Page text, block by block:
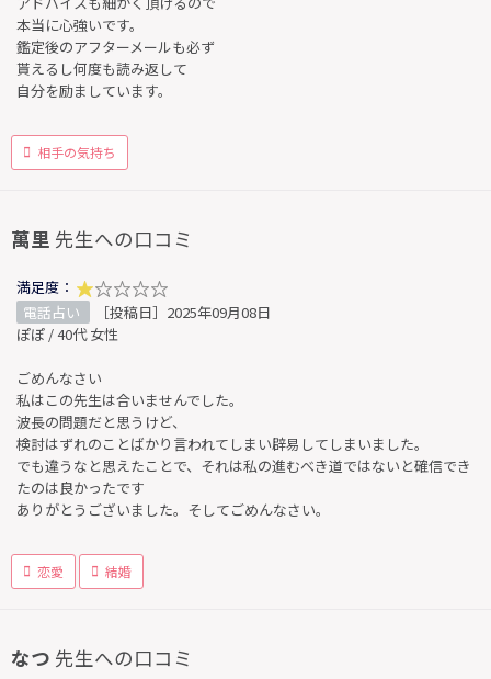
本当に心強いです。
鑑定後のアフターメールも必ず
貰えるし何度も読み返して
自分を励ましています。
相手の気持ち
萬里 先生への口コミ
満足度：
電話占い
［投稿日］2025年09月08日
ぽぽ / 40代 女性
ごめんなさい
私はこの先生は合いませんでした。
波長の問題だと思うけど、
検討はずれのことばかり言われてしまい辟易してしまいました。
でも違うなと思えたことで、それは私の進むべき道ではないと確信でき
たのは良かったです
ありがとうございました。そしてごめんなさい。
恋愛 結婚
なつ 先生への口コミ